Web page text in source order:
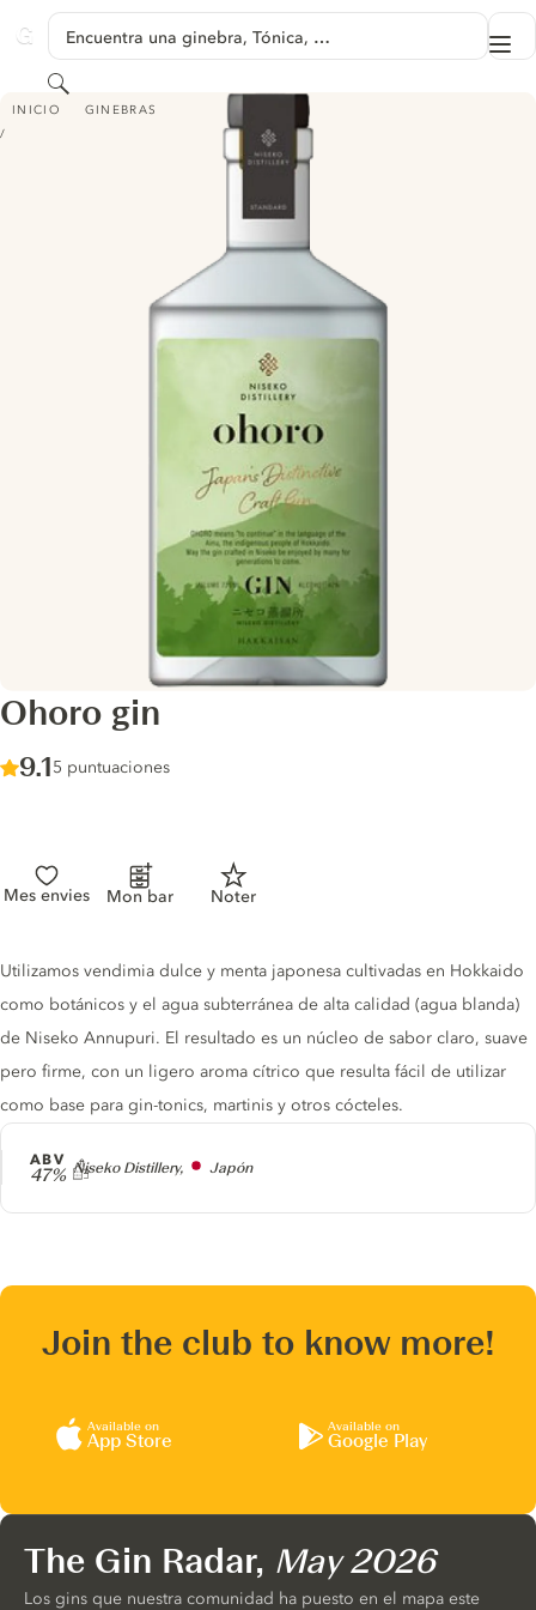
GINVENTORY
Encuentra una ginebra, Tónica, …
Buscar
INICIO GINEBRAS
OHORO GIN
Ohoro gin
Score :
9.1/ 10
5 puntuaciones
Mes envies Mon bar Noter
Producer
Niseko Distillery, Japón
ABV
47%
Gin description
Utilizamos vendimia dulce y menta japonesa cultivadas en Hokkaido
como botánicos y el agua subterránea de alta calidad (agua blanda)
de Niseko Annupuri. El resultado es un núcleo de sabor claro, suave
pero firme, con un ligero aroma cítrico que resulta fácil de utilizar
como base para gin-tonics, martinis y otros cócteles.
Join the club to know more!
Available on
App Store
Available on
Google Play
The Gin Radar, May 2026
Los gins que nuestra comunidad ha puesto en el mapa este